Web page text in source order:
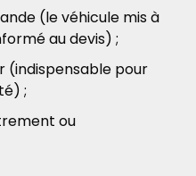
(le véhicule mis à
au devis) ;
(indispensable pour
;
ou